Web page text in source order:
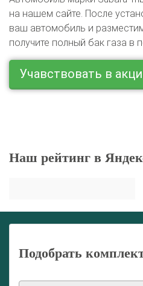
на нашем сайте. После
ваш автомобиль и
получите полный бак газа в
Учавствовать в
Наш рейтинг в
Подобрать